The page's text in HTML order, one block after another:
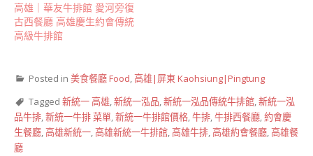
高雄｜華友牛排館 愛河旁復
古西餐廳 高雄慶生約會傳統
高級牛排館
Posted in 美食餐廳 Food,高雄|屏東 Kaohsiung|Pingtung
Tagged 新統一 高雄,新統一泓品,新統一泓品傳統牛排館,新統一泓
品牛排,新統一牛排 菜單,新統一牛排館價格,牛排,牛排西餐廳,約會慶
生餐廳,高雄新統一,高雄新統一牛排館,高雄牛排,高雄約會餐廳,高雄餐
廳